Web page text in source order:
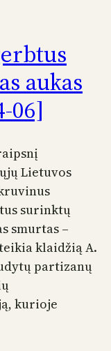
aukas
06]
Lietuvos
surinktų
smurtas –
klaidžią A.
partizanų
kurioje